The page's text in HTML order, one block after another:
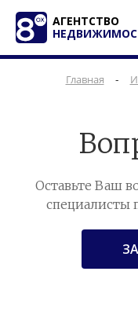
АГЕНТСТВО
Главная -
Оставьте Ваш
специалисты